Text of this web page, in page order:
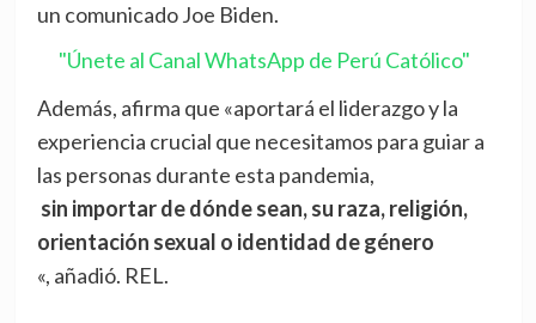
un comunicado Joe Biden.
"Únete al Canal WhatsApp de Perú Católico"
Además, afirma que «aportará el liderazgo y la
experiencia crucial que necesitamos para guiar a
las personas durante esta pandemia,
sin importar de dónde sean, su raza, religión,
orientación sexual o identidad de género
«, añadió. REL.